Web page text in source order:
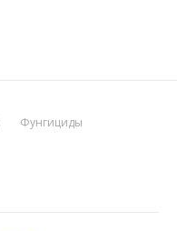
Фунгициды